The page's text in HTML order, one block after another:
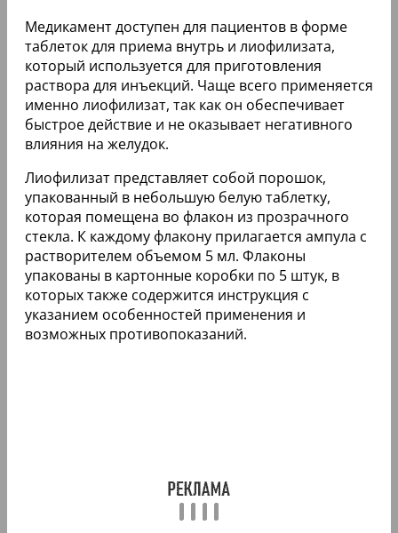
Медикамент доступен для пациентов в форме
таблеток для приема внутрь и лиофилизата,
который используется для приготовления
раствора для инъекций. Чаще всего применяется
именно лиофилизат, так как он обеспечивает
быстрое действие и не оказывает негативного
влияния на желудок.
Лиофилизат представляет собой порошок,
упакованный в небольшую белую таблетку,
которая помещена во флакон из прозрачного
стекла. К каждому флакону прилагается ампула с
растворителем объемом 5 мл. Флаконы
упакованы в картонные коробки по 5 штук, в
которых также содержится инструкция с
указанием особенностей применения и
возможных противопоказаний.